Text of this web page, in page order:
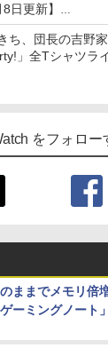
日更新】
は「大神 絶景
ち、団長の吉野
」全Tシャツラ
をフォロー
ままでメモリ倍
ーミングノート」